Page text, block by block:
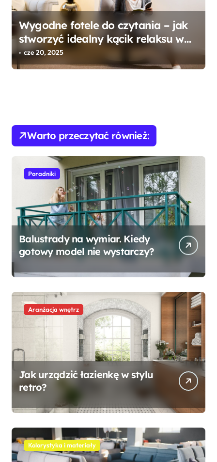
Wygodne fotele do czytania – jak
stworzyć idealny kącik relaksu w
domowym zaciszu?
cze 20, 2025
Warto przeczytać również:
Poradniki
Balustrady na wymiar. Kiedy
gotowy model nie wystarczy?
Aranżacja wnętrz
Jak urządzić łazienkę w stylu
retro?
Kolorystyka i materiały